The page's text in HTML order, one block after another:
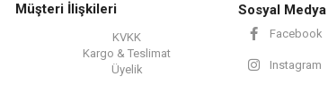
Müşteri İlişkileri
KVKK
Kargo & Teslimat
Üyelik
Sosyal Medya
Facebook
Instagram